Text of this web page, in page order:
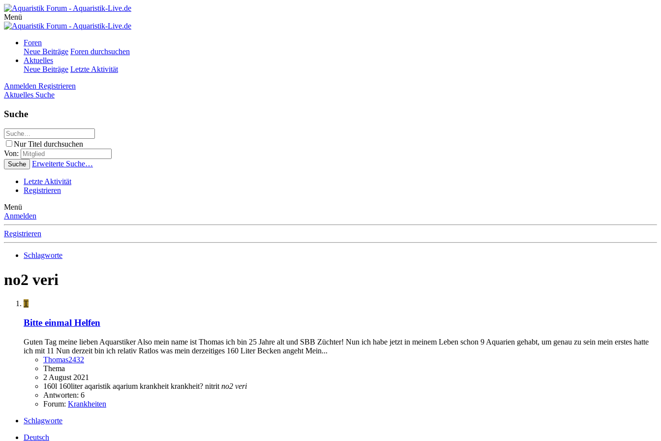
Menü
Foren
Neue Beiträge Foren durchsuchen
Aktuelles
Neue Beiträge Letzte Aktivität
Anmelden Registrieren
Aktuelles Suche
Suche
Nur Titel durchsuchen
Von:
Suche Erweiterte Suche…
Letzte Aktivität
Registrieren
Menü
Anmelden
Registrieren
Schlagworte
no2 veri
T
Bitte einmal Helfen
Guten Tag meine lieben Aquarstiker Also mein name ist Thomas ich bin 25 Jahre alt und SBB Züchter! Nun ich habe jetzt in meinem Leben schon 9 Aquarien gehabt, um genau zu sein mein erstes hatte
ich mit 11 Nun derzeit bin ich relativ Ratlos was mein derzeitiges 160 Liter Becken angeht Mein...
Thomas2432
Thema
2 August 2021
160l 160literaqaristik aqarium krankheit krankheit? nitrit no2 veri
Antworten: 6
Forum: Krankheiten
Schlagworte
Deutsch